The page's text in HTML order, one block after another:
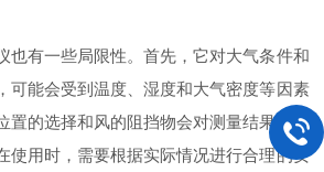
有一些局限性。首先，它对大气条件和
可能会受到温度、湿度和大气密度等因素
置的选择和风的阻挡物会对测量结果产生
使用时，需要根据实际情况进行合理的安